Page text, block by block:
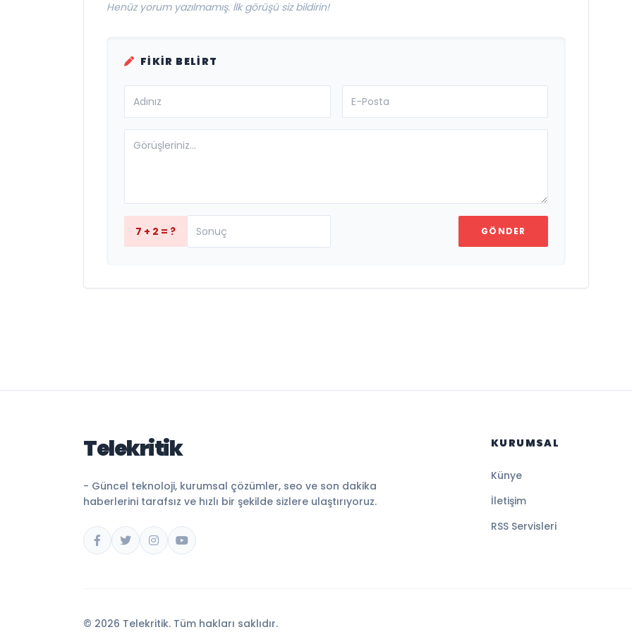
Henüz yorum yazılmamış. İlk görüşü siz bildirin!
FIKIR BELIRT
7 + 2 = ? GÖNDER
Telekritik
- Güncel teknoloji, kurumsal çözümler, seo ve son dakika
haberlerini tarafsız ve hızlı bir şekilde sizlere ulaştırıyoruz.
KURUMSAL
Künye
İletişim
RSS Servisleri
© 2026 Telekritik. Tüm hakları saklıdır.